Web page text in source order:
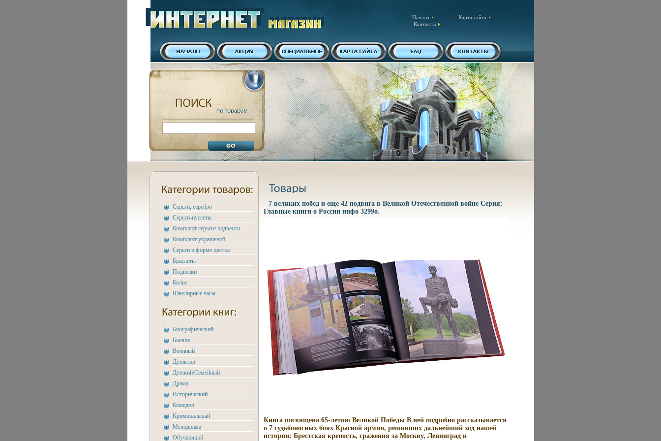
Начало
Карта сайта
Контакты
Серьги, серебро
Серьги-пуссеты
Комплект серьги+подвески
Комплект украшений
Серьги в форме цветка
Браслеты
Подвески
Колье
Ювелирные часы
Биографический
Боевик
Военный
Детектив
Детский/Семейный
Драма
Исторический
Комедия
Криминальный
Мелодрама
Обучающий
7 великих побед и еще 42 подвига в Великой Отечественной войне Серия:
Главные книги о России инфо 3299o.
Книга посвящена 65-летию Великой Победы В ней подробно рассказывается
о 7 судьбоносных боях Красной армии, решивших дальнейший ход нашей
истории: Брестская крепость, сражения за Москву, Ленинград и